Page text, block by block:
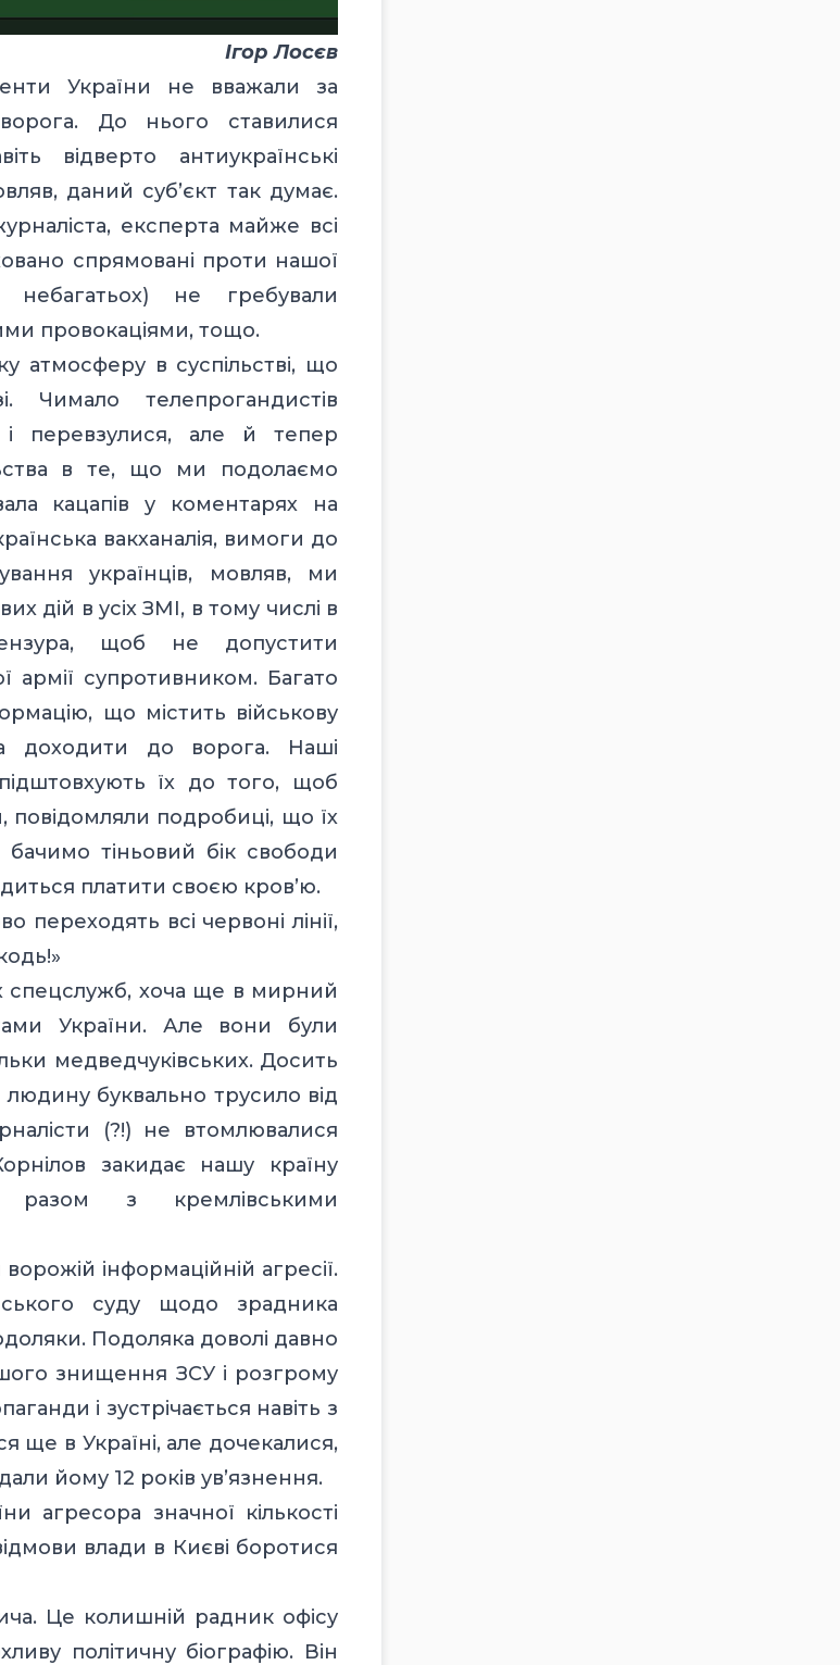
Ігор Лосєв
України не вважали за
До нього ставилися
відверто антиукраїнські
даний суб’єкт так думає.
експерта майже всі
спрямовані проти нашої
не гребували
провокаціями, тощо.
атмосферу в суспільстві, що
Чимало телепрогандистів
перевзулися, але й тепер
в те, що ми подолаємо
кацапів у коментарях на
вакханалія, вимоги до
українців, мовляв, ми
дій в усіх ЗМІ, в тому числі в
щоб не допустити
армії супротивником. Багато
що містить військову
доходити до ворога. Наші
їх до того, щоб
повідомляли подробиці, що їх
тіньовий бік свободи
платити своєю кров’ю.
переходять всі червоні лінії,
спецслужб, хоча ще в мирний
України. Але вони були
медведчуківських. Досить
буквально трусило від
(?!) не втомлювалися
закидає нашу країну
разом з кремлівськими
інформаційній агресії.
суду щодо зрадника
Подоляка доволі давно
знищення ЗСУ і розгрому
і зустрічається навіть з
ще в Україні, але дочекалися,
йому 12 років ув’язнення.
агресора значної кількості
влади в Києві боротися
Це колишній радник офісу
політичну біографію. Він